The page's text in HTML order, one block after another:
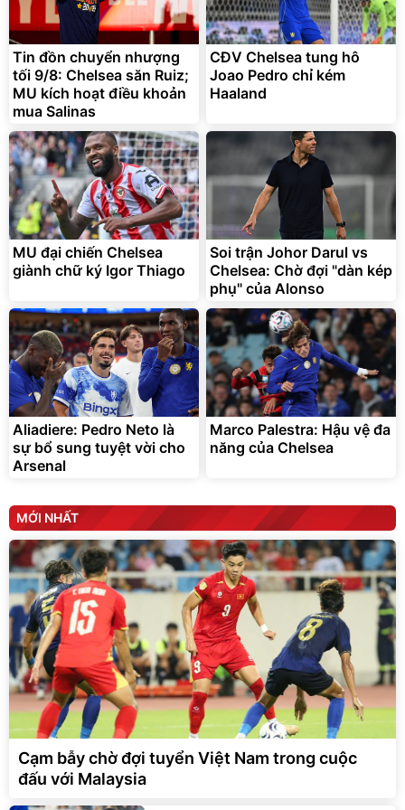
Bạt phủ xe ô tô cao cấp,
tráng nhôm 03 lớp
392.000đ
325.000đ
Đã bán nhiều
Xe đạp điện trợ lực G-
Force C14 gấp gọn bỏ cốp
tiện lợi
9.900.000
7.092.000
Đang xem nhiều
G-FORCE VIETNA
Tin đồn chuyển nhượng
tối 9/8: Chelsea săn Ruiz;
MU kích hoạt điều khoản
mua Salinas
CĐV Chelsea tung hô
Joao Pedro chỉ kém
Haaland
MU đại chiến Chelsea
giành chữ ký Igor Thiago
Soi trận Johor Darul vs
Chelsea: Chờ đợi "dàn kép
phụ" của Alonso
Aliadiere: Pedro Neto là
sự bổ sung tuyệt vời cho
Arsenal
Marco Palestra: Hậu vệ đa
năng của Chelsea
MỚI NHẤT
Cạm bẫy chờ đợi tuyển Việt Nam trong cuộc
đấu với Malaysia